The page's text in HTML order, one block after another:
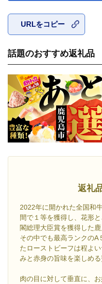
URLをコピー
話題のおすすめ返礼品
返礼
2022年に開かれた全国和
間で１等を獲得し、花形
閣総理大臣賞を獲得した鹿
その中でも最高ランクのA
たローストビーフは程よ
みと赤身の旨味を楽しめる
肉の目に対して垂直に、